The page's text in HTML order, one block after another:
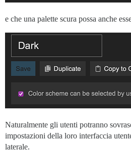
e che una palette scura possa anche
Naturalmente gli utenti potranno
impostazioni della loro interfaccia
laterale.